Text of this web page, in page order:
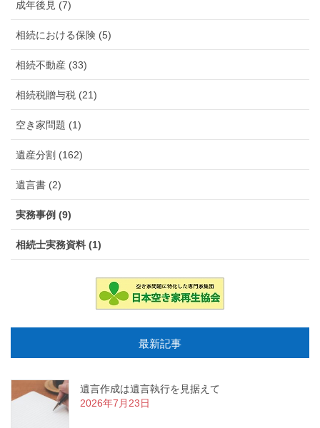
成年後見 (7)
相続における保険 (5)
相続不動産 (33)
相続税贈与税 (21)
空き家問題 (1)
遺産分割 (162)
遺言書 (2)
実務事例 (9)
相続士実務資料 (1)
最新記事
遺言作成は遺言執行を見据えて
2026年7月23日